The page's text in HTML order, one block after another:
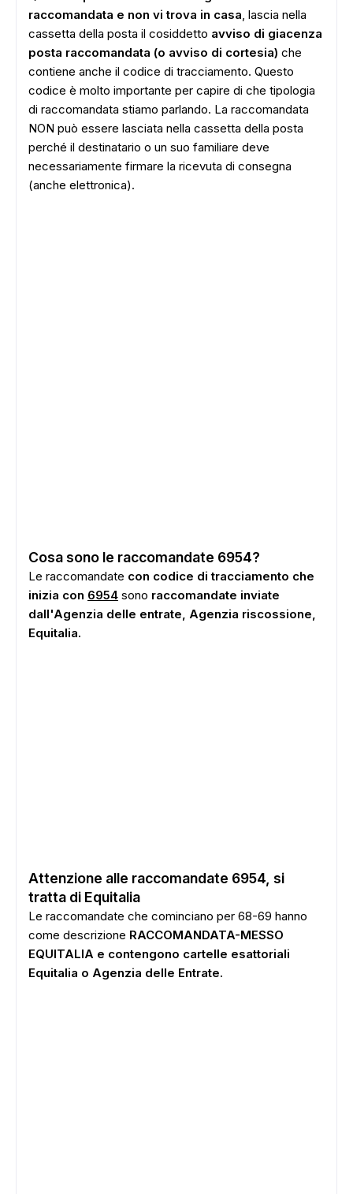
raccomandata e non vi trova in casa, lascia nella
cassetta della posta il cosiddetto avviso di giacenza
posta raccomandata (o avviso di cortesia) che
contiene anche il codice di tracciamento. Questo
codice è molto importante per capire di che tipologia
di raccomandata stiamo parlando. La raccomandata
NON può essere lasciata nella cassetta della posta
perché il destinatario o un suo familiare deve
necessariamente firmare la ricevuta di consegna
(anche elettronica).
Cosa sono le raccomandate 6954?
Le raccomandate con codice di tracciamento che
inizia con 6954 sono raccomandate inviate
dall'Agenzia delle entrate, Agenzia riscossione,
Equitalia.
Attenzione alle raccomandate 6954, si
tratta di Equitalia
Le raccomandate che cominciano per 68-69 hanno
come descrizione RACCOMANDATA-MESSO
EQUITALIA e contengono cartelle esattoriali
Equitalia o Agenzia delle Entrate.